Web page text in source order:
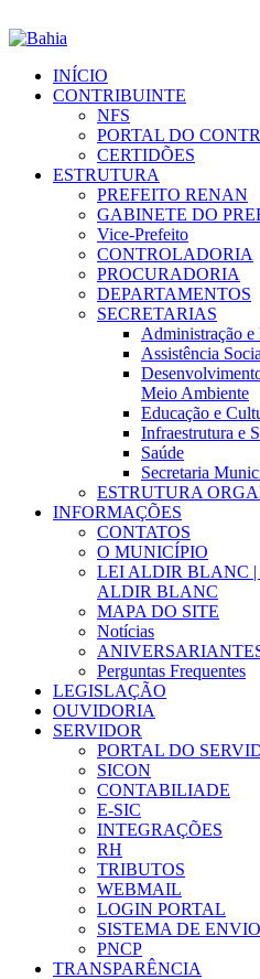
INÍCIO
CONTRIBUINTE
NFS
PORTAL DO
CERTIDÕES
ESTRUTURA
PREFEITO RENAN
GABINETE DO
Vice-Prefeito
CONTROLADORIA
PROCURADORIA
DEPARTAMENTOS
SECRETARIAS
Administração e
Assistência
Meio Ambiente
Educação e
Infraestrutura e
Saúde
Secretaria
ESTRUTURA
INFORMAÇÕES
CONTATOS
O MUNICÍPIO
LEI ALDIR BLANC |
ALDIR BLANC
MAPA DO SITE
Notícias
Perguntas Frequentes
LEGISLAÇÃO
OUVIDORIA
SERVIDOR
PORTAL DO
SICON
CONTABILIADE
E-SIC
INTEGRAÇÕES
RH
TRIBUTOS
WEBMAIL
LOGIN PORTAL
SISTEMA DE
PNCP
TRANSPARÊNCIA